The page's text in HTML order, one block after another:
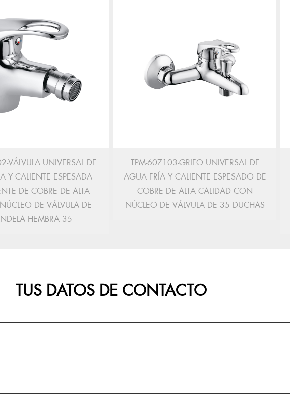
VÁLVULA UNIVERSAL DE
Y CALIENTE ESPESADA
DE COBRE DE ALTA
DE VÁLVULA DE
HEMBRA 35
TPM-607103-GRIFO UNIVERSAL DE
AGUA FRÍA Y CALIENTE ESPESADO DE
COBRE DE ALTA CALIDAD CON
NÚCLEO DE VÁLVULA DE 35 DUCHAS
TUS DATOS DE CONTACTO